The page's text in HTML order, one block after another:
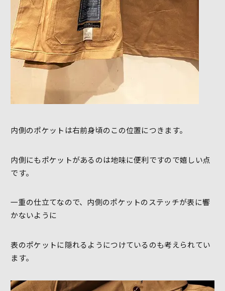
内側のポケットは右前身頃のこの位置につきます。
内側にもポケットがあるのは地味に便利ですので嬉しい点
です。
一重の仕立てなので、内側のポケットのステッチが表に響
かないように
表のポケットに隠れるようにつけているのも考えられてい
ます。